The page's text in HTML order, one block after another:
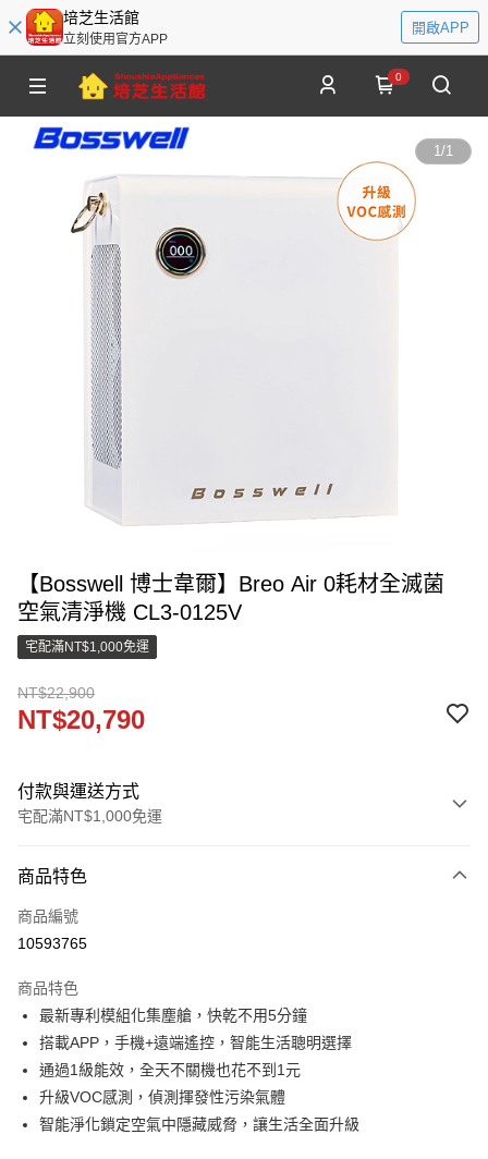
培芝生活館
立刻使用官方APP
開啟APP
0
1/1
【Bosswell 博士韋爾】Breo Air 0耗材全滅菌
空氣清淨機 CL3-0125V
宅配滿NT$1,000免運
NT$22,900
NT$20,790
付款與運送方式
宅配滿NT$1,000免運
信用卡一次付款
LINE Pay
悠遊付
ATM付款
運送方式
商品特色
商品編號
10593765
商品特色
最新專利模組化集塵艙，快乾不用5分鐘
搭載APP，手機+遠端遙控，智能生活聰明選擇
通過1級能效，全天不關機也花不到1元
升級VOC感測，偵測揮發性污染氣體
智能淨化鎖定空氣中隱藏威脅，讓生活全面升級